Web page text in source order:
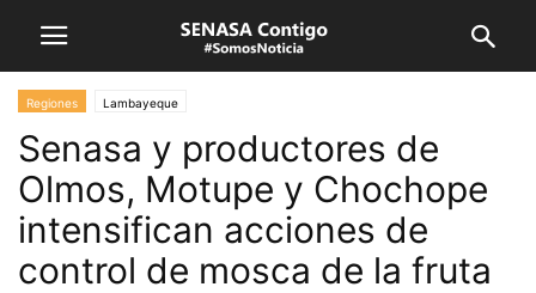
Regiones Lambayeque
Senasa y productores de
Olmos, Motupe y Chochope
intensifican acciones de
control de mosca de la fruta